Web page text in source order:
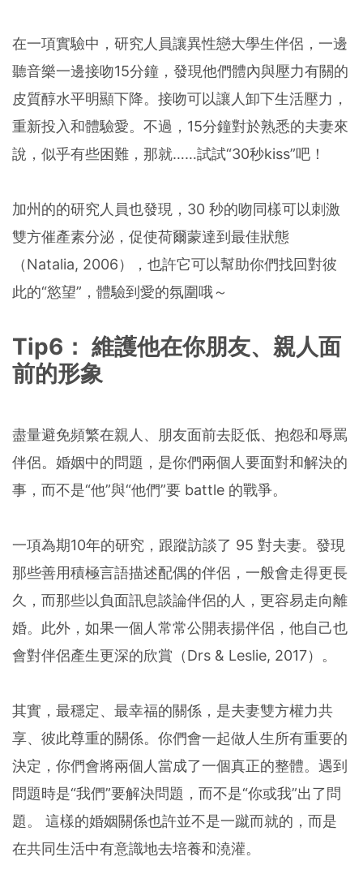
在一項實驗中，研究人員讓異性戀大學生伴侶，一邊
聽音樂一邊接吻15分鐘，發現他們體內與壓力有關的
皮質醇水平明顯下降。接吻可以讓人卸下生活壓力，
重新投入和體驗愛。不過，15分鐘對於熟悉的夫妻來
說，似乎有些困難，那就……試試“30秒kiss”吧！
加州的的研究人員也發現，30 秒的吻同樣可以刺激
雙方催產素分泌，促使荷爾蒙達到最佳狀態
（Natalia, 2006），也許它可以幫助你們找回對彼
此的“慾望”，體驗到愛的氛圍哦～
Tip6： 維護他在你朋友、親人面
前的形象
盡量避免頻繁在親人、朋友面前去貶低、抱怨和辱罵
伴侶。婚姻中的問題，是你們兩個人要面對和解決的
事，而不是“他”與“他們”要 battle 的戰爭。
一項為期10年的研究，跟蹤訪談了 95 對夫妻。發現
那些善用積極言語描述配偶的伴侶，一般會走得更長
久，而那些以負面訊息談論伴侶的人，更容易走向離
婚。此外，如果一個人常常公開表揚伴侶，他自己也
會對伴侶產生更深的欣賞（Drs & Leslie, 2017）。
其實，最穩定、最幸福的關係，是夫妻雙方權力共
享、彼此尊重的關係。你們會一起做人生所有重要的
決定，你們會將兩個人當成了一個真正的整體。遇到
問題時是“我們”要解決問題，而不是“你或我”出了問
題。 這樣的婚姻關係也許並不是一蹴而就的，而是
在共同生活中有意識地去培養和澆灌。